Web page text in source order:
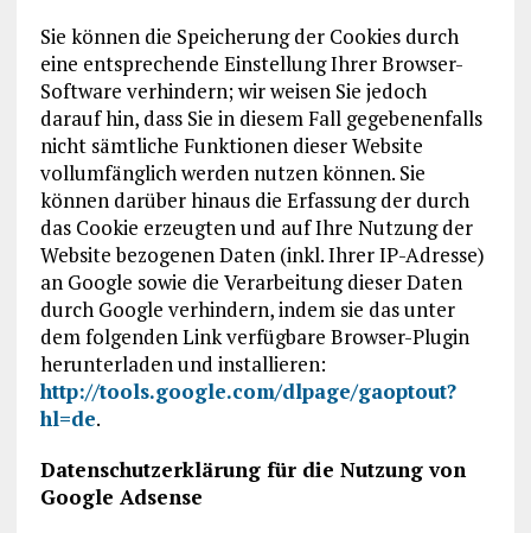
Sie können die Speicherung der Cookies durch
eine entsprechende Einstellung Ihrer Browser-
Software verhindern; wir weisen Sie jedoch
darauf hin, dass Sie in diesem Fall gegebenenfalls
nicht sämtliche Funktionen dieser Website
vollumfänglich werden nutzen können. Sie
können darüber hinaus die Erfassung der durch
das Cookie erzeugten und auf Ihre Nutzung der
Website bezogenen Daten (inkl. Ihrer IP-Adresse)
an Google sowie die Verarbeitung dieser Daten
durch Google verhindern, indem sie das unter
dem folgenden Link verfügbare Browser-Plugin
herunterladen und installieren:
http://tools.google.com/dlpage/gaoptout?
hl=de.
Datenschutzerklärung für die Nutzung von
Google Adsense